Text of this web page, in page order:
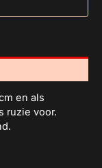
en als
ruzie voor.